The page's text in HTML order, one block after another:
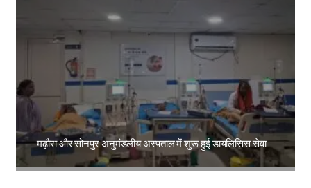
मढ़ौरा और सोनपुर अनुमंडलीय अस्पताल में शुरू हुई डायलिसिस सेवा
Amit Lekh